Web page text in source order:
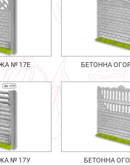
№ 17Е БЕТОННА
№ 17У БЕТОННА